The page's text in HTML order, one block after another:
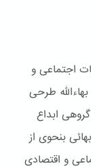
اجتماعی و
طرحی
ابداع
بنحوی از
و اقتصادی